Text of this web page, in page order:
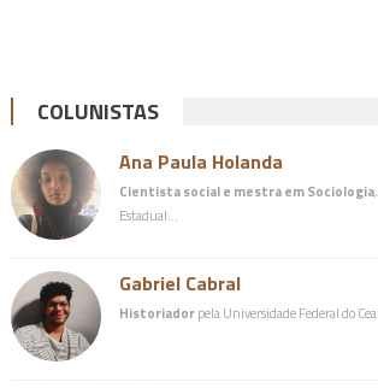
COLUNISTAS
Ana Paula Holanda
Cientista social e mestra em Sociologia
Estadual…
Gabriel Cabral
Historiadorpela Universidade Federal do